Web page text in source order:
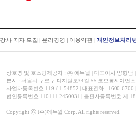
강사 저자 모집 윤리경영 이용약관 개인정보처리
상호명 및 호스팅제공자 : ㈜ 에듀윌 | 대표이사 양형남
본사 : 서울시 구로구 디지털로34길 55 코오롱싸이언
사업자등록번호 119-81-54852 | 대표전화 : 1600-6700
법인등록번호 110111-2450031 | 출판사등록번호 제
Copyright ⓒ (주)에듀윌 Corp. All rights reserved.